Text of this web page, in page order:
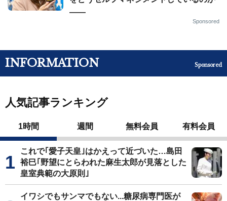
——
Sponsored
INFORMATION Sponsored
人気記事ランキング
1時間 週間 無料会員 有料会員
これで｢愛子天皇｣はかえって近づいた…島田
裕巳｢野望にとらわれた麻生太郎が見落とした
皇室典範の大原則｣
イワシでもサンマでもない...糖尿病専門医が